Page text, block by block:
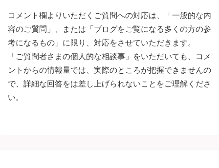
コメント欄よりいただくご質問への対応は、「一般的な内
容のご質問」、または「ブログをご覧になる多くの方の参
考になるもの」に限り、対応をさせていただきます。
「ご質問者さまの個人的な相談事」をいただいても、コメ
ントからの情報量では、実際のところが把握できませんの
で、詳細な回答をは差し上げられないことをご理解くださ
い。